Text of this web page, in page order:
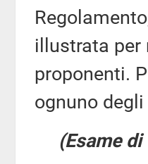
illustrata per
proponenti.
ognuno
(Esame